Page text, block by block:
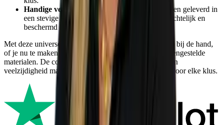
Handige verpakking:
alle 25 zaagbladen worden geleverd in
een stevige kunststof koffer, waardoor ze overzichtelijk en
beschermd blijven tijdens transport en opslag.
Met deze universele set heb je altijd het juiste zaagblad bij de hand,
of je nu te maken hebt met houtsoorten, metaal of samengestelde
materialen. De combinatie van duurzaamheid, kracht en
veelzijdigheid maakt deze set een betrouwbare keuze voor elke klus.